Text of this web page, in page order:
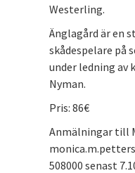
Westerling.
Änglagård är en
skådespelare på
under ledning av
Nyman.
Pris: 86€
Anmälningar till
508000 senast